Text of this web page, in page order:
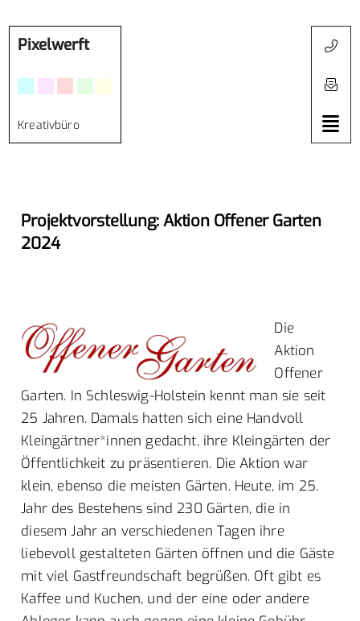
Pixelwerft
Kreativbüro
Projektvorstellung: Aktion Offener Garten
2024
Die
Aktion
Offener
Garten. In Schleswig-Holstein kennt man sie seit
25 Jahren. Damals hatten sich eine Handvoll
Kleingärtner*innen gedacht, ihre Kleingärten der
Öffentlichkeit zu präsentieren. Die Aktion war
klein, ebenso die meisten Gärten. Heute, im 25.
Jahr des Bestehens sind 230 Gärten, die in
diesem Jahr an verschiedenen Tagen ihre
liebevoll gestalteten Gärten öffnen und die Gäste
mit viel Gastfreundschaft begrüßen. Oft gibt es
Kaffee und Kuchen, und der eine oder andere